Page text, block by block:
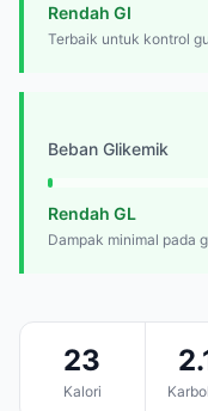
Rendah GI
Terbaik untuk kontrol
Beban Glikemik
Rendah GL
Dampak minimal pada
23
Kalori